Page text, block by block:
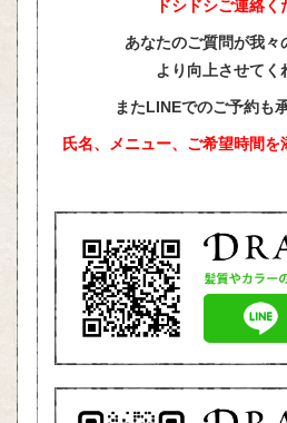
ドシドシご連絡く
あなたのご質問が我々
より向上させてく
またLINEでのご予約も
氏名、メニュー、ご希望時間を